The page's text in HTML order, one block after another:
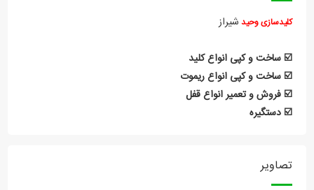
کلیدسازی وحید شیراز
☑️ ساخت و کپی انواع کلید
☑️ ساخت و کپی انواع ریموت
☑️ فروش و تعمیر انواع قفل
☑️ دستگیره
تصاویر